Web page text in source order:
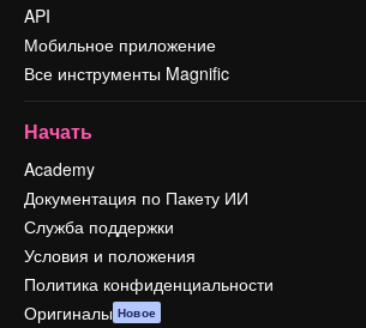
API
Мобильное приложение
Все инструменты Magnific
Начать
Academy
Документация по Пакету ИИ
Служба поддержки
Условия и положения
Политика конфиденциальности
Оригиналы Новое